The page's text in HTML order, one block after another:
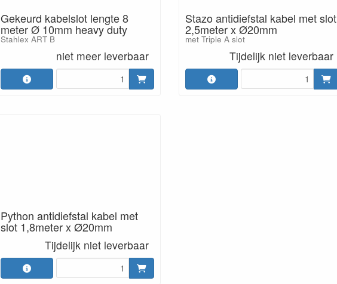
Gekeurd kabelslot lengte 8
meter Ø 10mm heavy duty
Stahlex ART B
niet meer leverbaar
Stazo antidiefstal kabel met slot
2,5meter x Ø20mm
met Triple A slot
Tijdelijk niet leverbaar
Python antidiefstal kabel met
slot 1,8meter x Ø20mm
Tijdelijk niet leverbaar